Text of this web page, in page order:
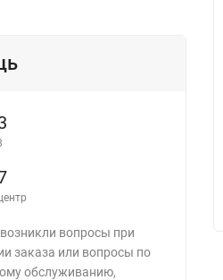
вопросы при
заказа или вопросы по
обслуживанию,